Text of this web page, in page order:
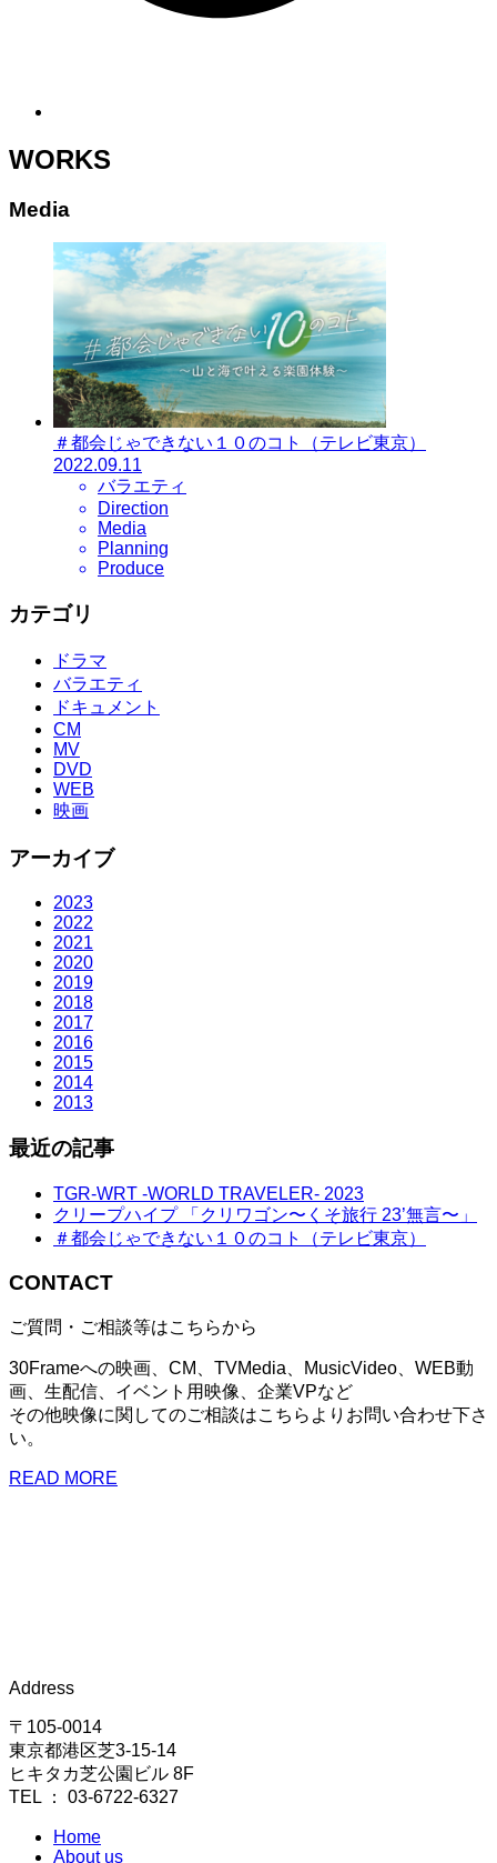
WORKS
Media
＃都会じゃできない１０のコト（テレビ東京）
2022.09.11
バラエティ
Direction
Media
Planning
Produce
カテゴリ
ドラマ
バラエティ
ドキュメント
CM
MV
DVD
WEB
映画
アーカイブ
2023
2022
2021
2020
2019
2018
2017
2016
2015
2014
2013
最近の記事
TGR-WRT -WORLD TRAVELER- 2023
クリープハイプ 「クリワゴン〜くそ旅行 23’無言〜」
＃都会じゃできない１０のコト（テレビ東京）
CONTACT
ご質問・ご相談等はこちらから
30Frameへの映画、CM、TVMedia、MusicVideo、WEB動
画、生配信、イベント用映像、企業VPなど
その他映像に関してのご相談はこちらよりお問い合わせ下さ
い。
READ MORE
Address
〒105-0014
東京都港区芝3-15-14
ヒキタカ芝公園ビル 8F
TEL ： 03-6722-6327
Home
About us